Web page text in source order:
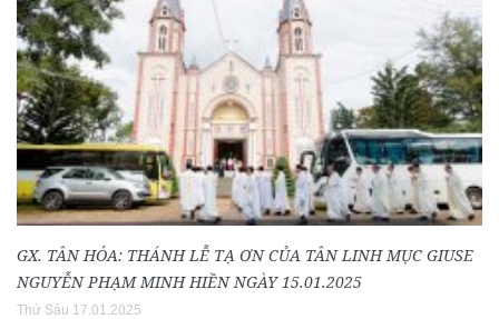
GX. TÂN HÓA: THÁNH LỄ TẠ ƠN CỦA TÂN LINH MỤC GIUSE
NGUYỄN PHẠM MINH HIỀN NGÀY 15.01.2025
Thứ Sáu 17.01.2025